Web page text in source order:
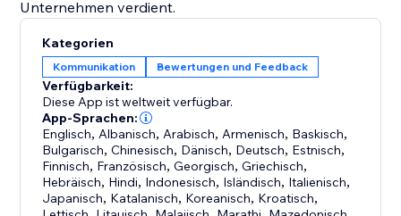
Unternehmen verdient.
Kategorien
Kommunikation Bewertungen und Feedback
Verfügbarkeit:
Diese App ist weltweit verfügbar.
App-Sprachen:
Englisch, Albanisch, Arabisch, Armenisch, Baskisch,
Bulgarisch,Chinesisch, Dänisch, Deutsch, Estnisch,
Finnisch, Französisch,Georgisch,Griechisch,
Hebräisch, Hindi, Indonesisch, Isländisch, Italienisch,
Japanisch, Katalanisch, Koreanisch, Kroatisch,